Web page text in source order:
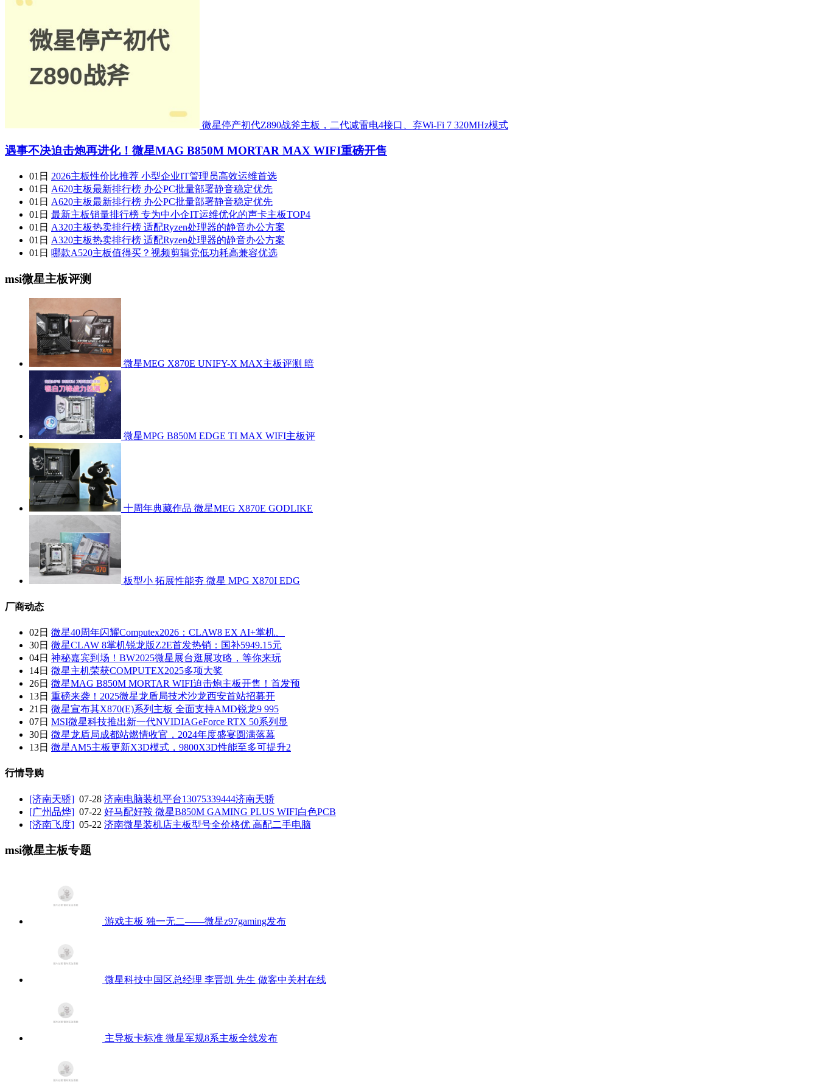
微星停产初代Z890战斧主板，二代减雷电4接口、弃Wi-Fi 7 320MHz模式
遇事不决迫击炮再进化！微星MAG B850M MORTAR MAX WIFI重磅开售
01日 2026主板性价比推荐 小型企业IT管理员高效运维首选
01日 A620主板最新排行榜 办公PC批量部署静音稳定优先
01日 A620主板最新排行榜 办公PC批量部署静音稳定优先
01日 最新主板销量排行榜 专为中小企IT运维优化的声卡主板TOP4
01日 A320主板热卖排行榜 适配Ryzen处理器的静音办公方案
01日 A320主板热卖排行榜 适配Ryzen处理器的静音办公方案
01日 哪款A520主板值得买？视频剪辑党低功耗高兼容优选
msi微星主板评测
微星MEG X870E UNIFY-X MAX主板评测 暗
微星MPG B850M EDGE TI MAX WIFI主板评
十周年典藏作品 微星MEG X870E GODLIKE
板型小 拓展性能夯 微星 MPG X870I EDG
厂商动态
02日 微星40周年闪耀Computex2026：CLAW8 EX AI+掌机、
30日 微星CLAW 8掌机锐龙版Z2E首发热销：国补5949.15元
04日 神秘嘉宾到场！BW2025微星展台逛展攻略，等你来玩
14日 微星主机荣获COMPUTEX2025多项大奖
26日 微星MAG B850M MORTAR WIFI迫击炮主板开售！首发预
13日 重磅来袭！2025微星龙盾局技术沙龙西安首站招募开
21日 微星宣布其X870(E)系列主板 全面支持AMD锐龙9 995
07日 MSI微星科技推出新一代NVIDIAGeForce RTX 50系列显
30日 微星龙盾局成都站燃情收官，2024年度盛宴圆满落幕
13日 微星AM5主板更新X3D模式，9800X3D性能至多可提升2
行情导购
[济南天骄] 07-28 济南电脑装机平台13075339444济南天骄
[广州品烨] 07-22 好马配好鞍 微星B850M GAMING PLUS WIFI白色PCB
[济南飞度] 05-22 济南微星装机店主板型号全价格优 高配二手电脑
msi微星主板专题
游戏主板 独一无二——微星z97gaming发布
微星科技中国区总经理 李晋凯 先生 做客中关村在线
主导板卡标准 微星军规8系主板全线发布